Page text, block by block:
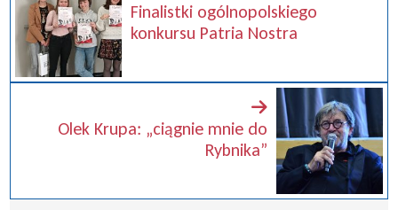
Finalistki ogólnopolskiego
konkursu Patria Nostra
Olek Krupa: „ciągnie mnie do
Rybnika”